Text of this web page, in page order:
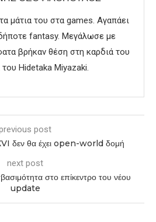
μάτια του στα games. Αγαπάει
fantasy. Μεγάλωσε με
βρήκαν θέση στη καρδιά του
του Hidetaka Miyazaki.
post
δεν θα έχει open-world δομή
next post
στο επίκεντρο του νέου
update